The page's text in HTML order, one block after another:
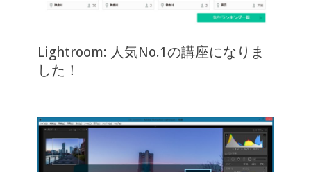
Lightroom: 人気No.1の講座になりま
した！